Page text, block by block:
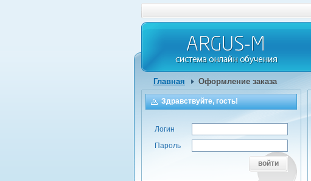
Главная Оформление заказа
Здравствуйте, гость!
Логин
Пароль
войти